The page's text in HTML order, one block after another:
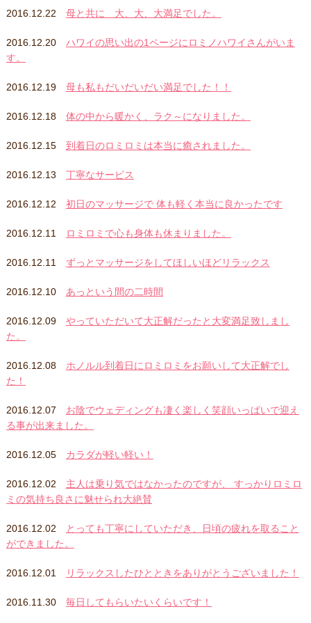
2016.12.22 母と共に 大、大、大満足でした。
2016.12.20
ハワイの思い出の1ページにロミノハワイさんがいま
す。
2016.12.19 母も私もだいだいだい満足でした！！
2016.12.18 体の中から暖かく、ラク～になりました。
2016.12.15 到着日のロミロミは本当に癒されました。
2016.12.13 丁寧なサービス
2016.12.12 初日のマッサージで 体も軽く本当に良かったです
2016.12.11 ロミロミで心も身体も休まりました。
2016.12.11 ずっとマッサージをしてほしいほどリラックス
2016.12.10 あっという間の二時間
2016.12.09
やっていただいて大正解だったと大変満足致しまし
た。
2016.12.08
ホノルル到着日にロミロミをお願いして大正解でし
た！
2016.12.07
お陰でウェディングも凄く楽しく笑顔いっぱいで迎え
る事が出来ました。
2016.12.05 カラダが軽い軽い！
2016.12.02
主人は乗り気ではなかったのですが、 すっかりロミロ
ミの気持ち良さに魅せられ大絶賛
2016.12.02
とっても丁寧にしていただき、日頃の疲れを取ること
ができました。
2016.12.01 リラックスしたひとときをありがとうございました！
2016.11.30 毎日してもらいたいくらいです！